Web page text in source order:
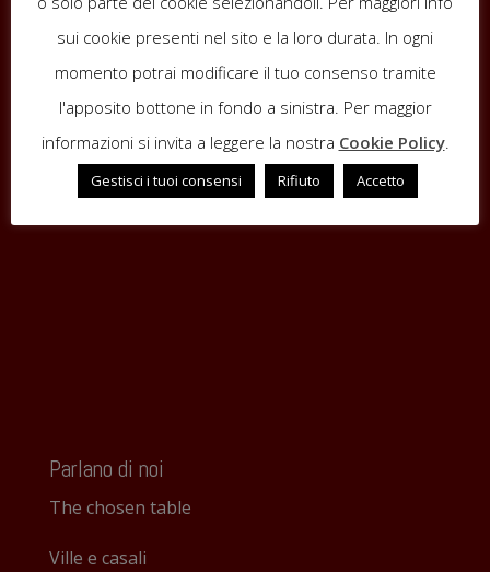
Meteo
Parlano di noi
The chosen table
Ville e casali
sui cookie presenti nel sito e la loro durata. In ogni
momento potrai modificare il tuo consenso tramite
l'apposito bottone in fondo a sinistra. Per maggior
informazioni si invita a leggere la nostra Cookie Policy.
Gestisci i tuoi consensi Rifiuto Accetto